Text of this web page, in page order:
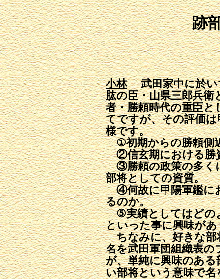
跡
小林武田家中に於い
肱の臣・山県三郎兵衛
者・勝頼時代の重臣
てですが、その評価
様です。
①初期からの勝頼側
②信玄期における勝
③勝頼の政策の多く
部将としての資質。
④何故に甲陽軍鑑に
るのか。
⑤実績としてはどの
といった事に興味が
ちなみに、好きな部
名を武田軍団組織表
が、単純に興味のあ
い部将という意味で